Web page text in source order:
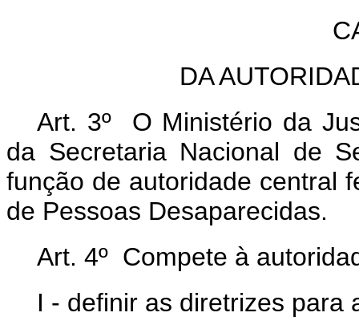
DA
Art. 3º O Ministério da
da Secretaria Nacional de
função de autoridade central
de Pessoas Desaparecidas.
Art. 4º Compete à
I - definir as diretrizes para